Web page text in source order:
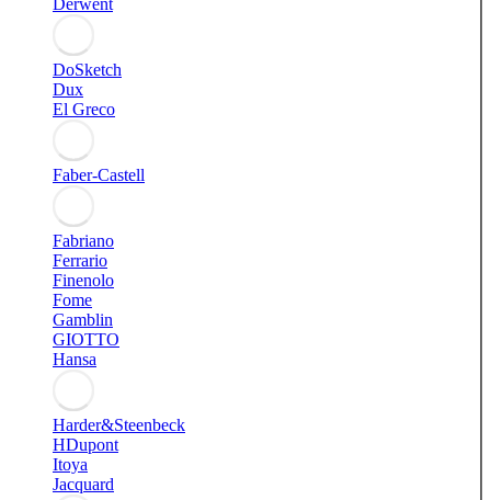
DoSketch
Dux
El Greco
Faber-Castell
Fabriano
Ferrario
Finenolo
Fome
Gamblin
GIOTTO
Hansa
Harder&Steenbeck
HDupont
Itoya
Jacquard